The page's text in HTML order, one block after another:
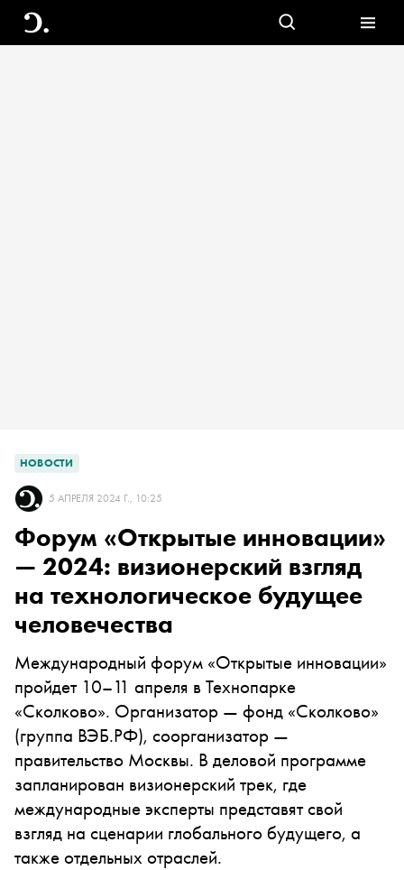
НОВОСТИ
5 АПРЕЛЯ 2024 Г., 10:25
Форум «Открытые инновации»
— 2024: визионерский взгляд
на технологическое будущее
человечества
Международный форум «Открытые инновации»
пройдет 10–11 апреля в Технопарке
«Сколково». Организатор — фонд «Сколково»
(группа ВЭБ.РФ), соорганизатор —
правительство Москвы. В деловой программе
запланирован визионерский трек, где
международные эксперты представят свой
взгляд на сценарии глобального будущего, а
также отдельных отраслей.